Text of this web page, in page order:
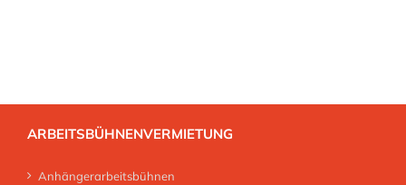
ARBEITSBÜHNENVERMIETUNG
Anhängerarbeitsbühnen